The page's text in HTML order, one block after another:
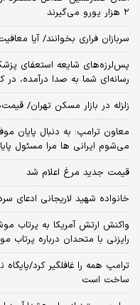
۲ هزار یورو می‌گیرند
سربازان فراری بخوانند/ آیا
پس‌لرزه‌های شایعه استعفای
رسانه‌ای شما به صدا درآمده، در
زلزله در بازار مسکن تهران/ قیمت‌ها ۲ برابر شد، خریدار
معاون ترامپ: به دنبال پایان
می‌شوم ایرانی ها مرا مسئول
قیمت جدید مرغ اعلام شد
خانواده شهید لاریجانی ادعای
واکنش ارتش آمریکا به پرتاب
رایزنی با متحدان درباره
ترامپ همه را غافلگیر کرد/
ساخت است